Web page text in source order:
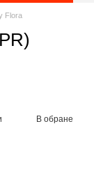
Flora
В обране